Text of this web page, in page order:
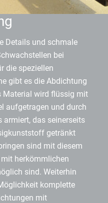
Details und schmale
bei
die speziellen
gibt es die Abdichtung
wird flüssig mit
aufgetragen und durch
armiert, das seinerseits
getränkt
sind mit diesem
herkömmlichen
sind. Weiterhin
komplette
mit